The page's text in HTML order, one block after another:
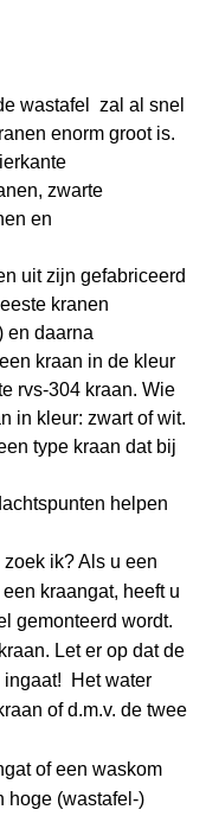
wastafel zal al snel
enorm groot is.
zwarte
en
uit zijn gefabriceerd
kranen
en daarna
kraan in de kleur
rvs-304 kraan. Wie
in kleur: zwart of wit.
type kraan dat bij
helpen
ik? Als u een
kraangat, heeft u
gemonteerd wordt.
Let er op dat de
ingaat! Het water
of d.m.v. de twee
of een waskom
hoge (wastafel-)